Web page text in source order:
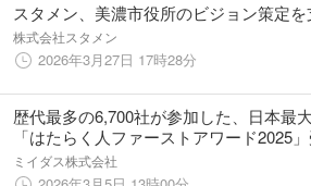
スタメン、美濃市役所のビジョン策定を
株式会社スタメン
2026年3月27日 17時28分
歴代最多の6,700社が参加した、日本最
「はたらく人ファーストアワード2025
企業を発表！総勢10社が発信する、はた
人ファーストな企業の取り組み
ミイダス株式会社